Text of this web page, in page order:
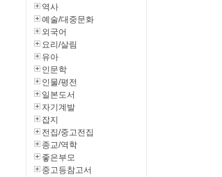
역사
예술/대중문화
외국어
요리/살림
유아
인문학
인물/평전
일본도서
자기계발
잡지
전집/중고전집
종교/역학
좋은부모
중고등참고서